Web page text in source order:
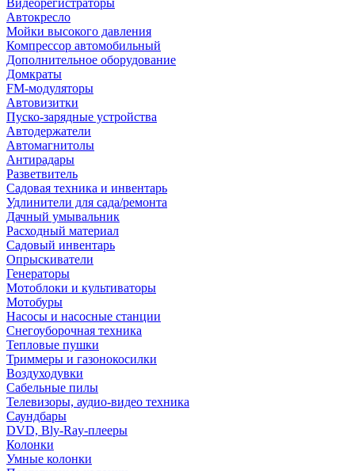
Видеорегистраторы
Автокресло
Мойки высокого давления
Компрессор автомобильный
Дополнительное оборудование
Домкраты
FM-модуляторы
Автовизитки
Пуско-зарядные устройства
Автодержатели
Автомагнитолы
Антирадары
Разветвитель
Садовая техника и инвентарь
Удлинители для сада/ремонта
Дачный умывальник
Расходный материал
Садовый инвентарь
Опрыскиватели
Генераторы
Мотоблоки и культиваторы
Мотобуры
Насосы и насосные станции
Снегоуборочная техника
Тепловые пушки
Триммеры и газонокосилки
Воздуходувки
Сабельные пилы
Телевизоры, аудио-видео техника
Саундбары
DVD, Bly-Ray-плееры
Колонки
Умные колонки